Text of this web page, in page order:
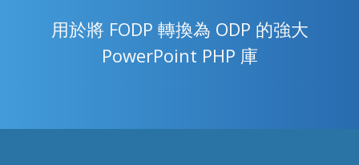
用於將 FODP 轉換為 ODP 的強大
PowerPoint PHP 庫